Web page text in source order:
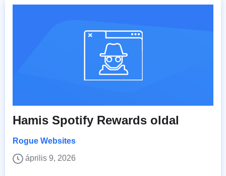
Hamis Spotify Rewards oldal
Rogue Websites
április 9, 2026